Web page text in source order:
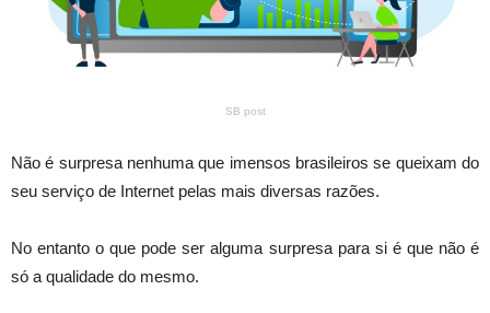
SB post
Não é surpresa nenhuma que imensos brasileiros se queixam do
seu serviço de Internet pelas mais diversas razões.
No entanto o que pode ser alguma surpresa para si é que não é
só a qualidade do mesmo.